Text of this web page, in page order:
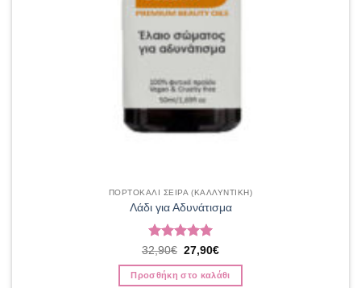
ΠΟΡΤΟΚΑΛΙ ΣΕΙΡΑ (ΚΑΛΛΥΝΤΙΚΗ)
Λάδι για Αδυνάτισμα
Βαθμολογήθηκε
με5από 5
32,90€ Original
32,90€.
27,90€Η
τιμή
είναι:
Προσθήκη στο καλάθι